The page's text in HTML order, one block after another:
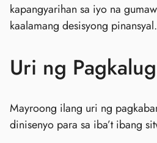
kapangyarihan sa iyo na
kaalamang desisyong pinansyal.
Uri ng
Mayroong ilang uri ng
dinisenyo para sa iba’t ibang